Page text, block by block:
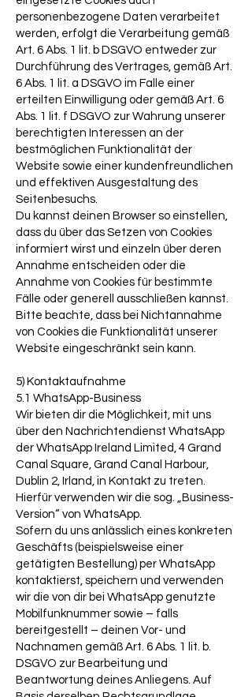
personenbezogene Daten verarbeitet
werden, erfolgt die Verarbeitung gemäß
Art. 6 Abs. 1 lit. b DSGVO entweder zur
Durchführung des Vertrages, gemäß Art.
6 Abs. 1 lit. a DSGVO im Falle einer
erteilten Einwilligung oder gemäß Art. 6
Abs. 1 lit. f DSGVO zur Wahrung unserer
berechtigten Interessen an der
bestmöglichen Funktionalität der
Website sowie einer kundenfreundlichen
und effektiven Ausgestaltung des
Seitenbesuchs.
Du kannst deinen Browser so einstellen,
dass du über das Setzen von Cookies
informiert wirst und einzeln über deren
Annahme entscheiden oder die
Annahme von Cookies für bestimmte
Fälle oder generell ausschließen kannst.
Bitte beachte, dass bei Nichtannahme
von Cookies die Funktionalität unserer
Website eingeschränkt sein kann.
5) Kontaktaufnahme
5.1 WhatsApp-Business
Wir bieten dir die Möglichkeit, mit uns
über den Nachrichtendienst WhatsApp
der WhatsApp Ireland Limited, 4 Grand
Canal Square, Grand Canal Harbour,
Dublin 2, Irland, in Kontakt zu treten.
Hierfür verwenden wir die sog. „Business-
Version“ von WhatsApp.
Sofern du uns anlässlich eines konkreten
Geschäfts (beispielsweise einer
getätigten Bestellung) per WhatsApp
kontaktierst, speichern und verwenden
wir die von dir bei WhatsApp genutzte
Mobilfunknummer sowie – falls
bereitgestellt – deinen Vor- und
Nachnamen gemäß Art. 6 Abs. 1 lit. b.
DSGVO zur Bearbeitung und
Beantwortung deines Anliegens. Auf